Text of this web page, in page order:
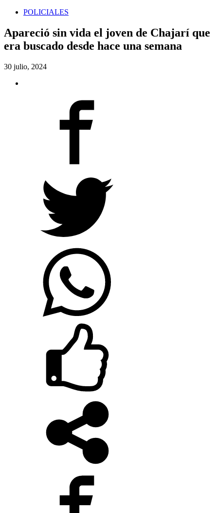
POLICIALES
Apareció sin vida el joven de Chajarí que
era buscado desde hace una semana
30 julio, 2024